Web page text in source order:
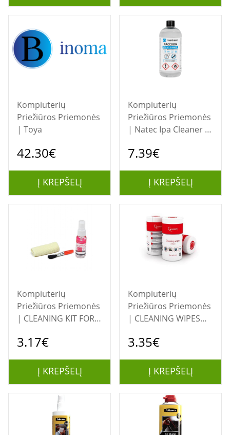
Kompiuterių
Priežiūros Priemonės
| Toya
42.30€
Į KREPŠELĮ
Kompiuterių
Priežiūros Priemonės
| Natec Ipa Cleaner |
500 ml
7.39€
Į KREPŠELĮ
Kompiuterių
Priežiūros Priemonės
| CLEANING KIT FOR
04 GEMBIRD
3.17€
Į KREPŠELĮ
Kompiuterių
Priežiūros Priemonės
| CLEANING WIPES
01 GEMBIRD
3.35€
Į KREPŠELĮ